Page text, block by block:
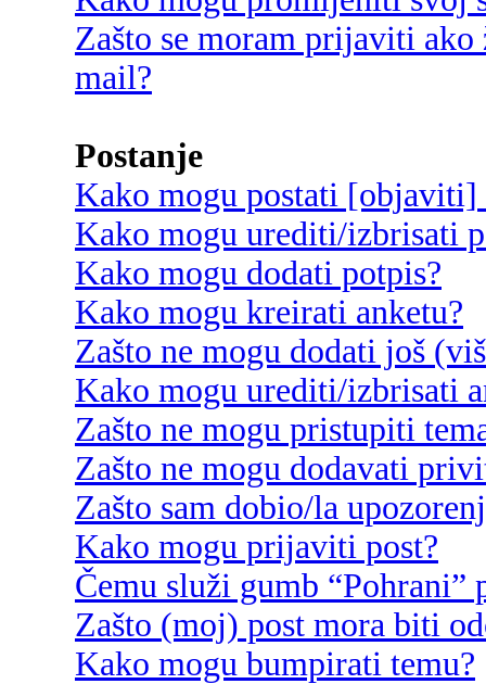
Zašto se moram prijaviti
mail?
Postanje
Kako mogu postati [objaviti]
Kako mogu urediti/izbrisati
Kako mogu dodati potpis?
Kako mogu kreirati anketu?
Zašto ne mogu dodati još
Kako mogu urediti/izbrisati
Zašto ne mogu pristupiti
Zašto ne mogu dodavati
Zašto sam dobio/la
Kako mogu prijaviti post?
Čemu služi gumb
Zašto (moj) post mora biti
Kako mogu bumpirati temu?